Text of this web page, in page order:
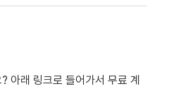
아래 링크로 들어가서 무료 계